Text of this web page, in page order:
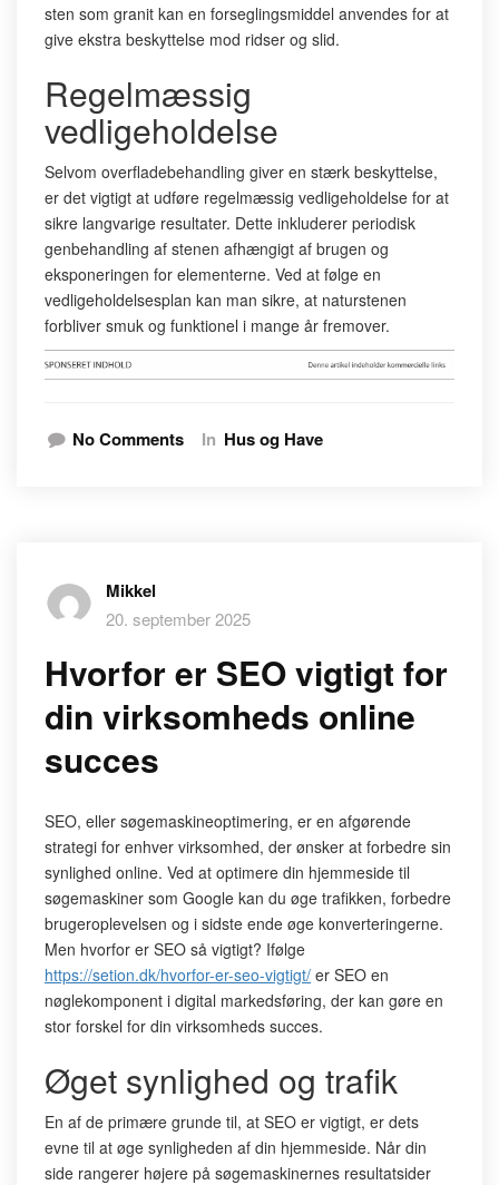
sten som granit kan en forseglingsmiddel anvendes for at
give ekstra beskyttelse mod ridser og slid.
Regelmæssig
vedligeholdelse
Selvom overfladebehandling giver en stærk beskyttelse,
er det vigtigt at udføre regelmæssig vedligeholdelse for at
sikre langvarige resultater. Dette inkluderer periodisk
genbehandling af stenen afhængigt af brugen og
eksponeringen for elementerne. Ved at følge en
vedligeholdelsesplan kan man sikre, at naturstenen
forbliver smuk og funktionel i mange år fremover.
No Comments In Hus og Have
Mikkel
20. september 2025
Hvorfor er SEO vigtigt for
din virksomheds online
succes
SEO, eller søgemaskineoptimering, er en afgørende
strategi for enhver virksomhed, der ønsker at forbedre sin
synlighed online. Ved at optimere din hjemmeside til
søgemaskiner som Google kan du øge trafikken, forbedre
brugeroplevelsen og i sidste ende øge konverteringerne.
Men hvorfor er SEO så vigtigt? Ifølge
https://setion.dk/hvorfor-er-seo-vigtigt/ er SEO en
nøglekomponent i digital markedsføring, der kan gøre en
stor forskel for din virksomheds succes.
Øget synlighed og trafik
En af de primære grunde til, at SEO er vigtigt, er dets
evne til at øge synligheden af din hjemmeside. Når din
side rangerer højere på søgemaskinernes resultatsider